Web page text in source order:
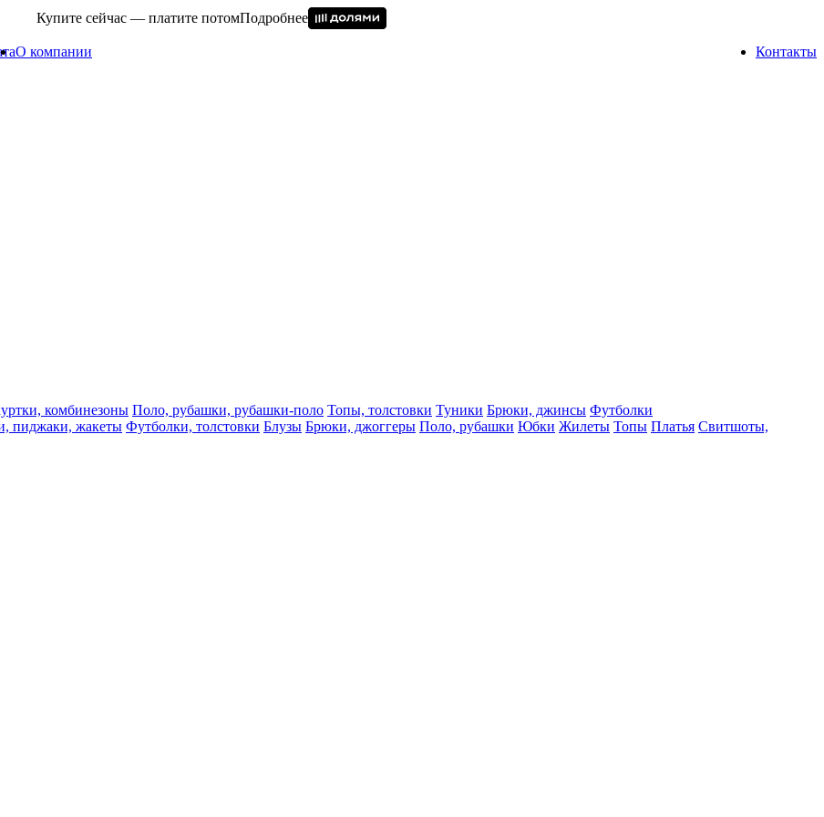
Купите сейчас — платите потомПодробнее
О компании Контакты
комбинезоны Поло, рубашки, рубашки-поло Топы, толстовки Туники Брюки, джинсы Футболки
пиджаки, жакеты Футболки, толстовки Блузы Брюки, джоггеры Поло, рубашки Юбки Жилеты Топы Платья Свитшоты,